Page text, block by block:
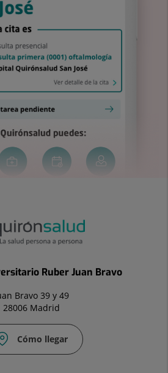
Ruber Juan Bravo
Bravo 39 y 49
28006 Madrid
Cómo llegar